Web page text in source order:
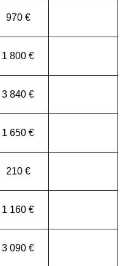
970 €
1 800 €
3 840 €
1 650 €
210 €
1 160 €
3 090 €